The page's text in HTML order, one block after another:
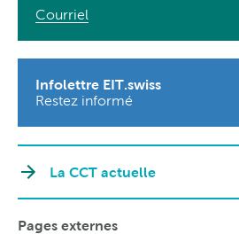
Courriel
Infolettre EIT.swiss
Restez informé
La CCT actuelle
Pages externes